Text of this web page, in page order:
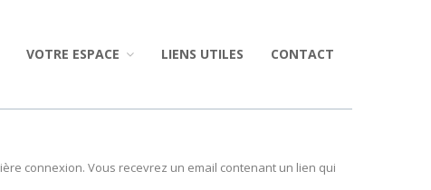
VOTRE ESPACE LIENS UTILES CONTACT
connexion. Vous recevrez un email contenant un lien qui